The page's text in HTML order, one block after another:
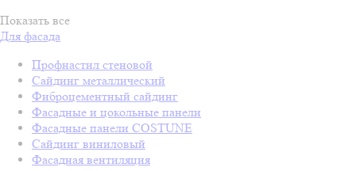
Показать все
Для фасада
Профнастил стеновой
Сайдинг металлический
Фиброцементный сайдинг
Фасадные и цокольные панели
Фасадные панели COSTUNE
Сайдинг виниловый
Фасадная вентиляция